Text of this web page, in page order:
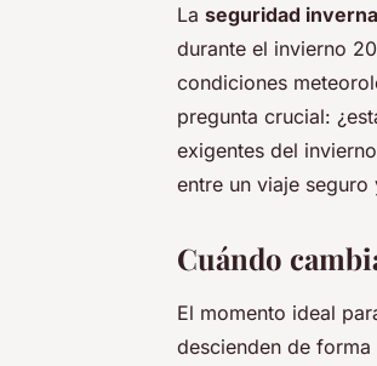
La seguridad
durante el invierno
condiciones
pregunta crucial:
exigentes del
entre un viaje
Cuándo
El momento ideal
descienden de